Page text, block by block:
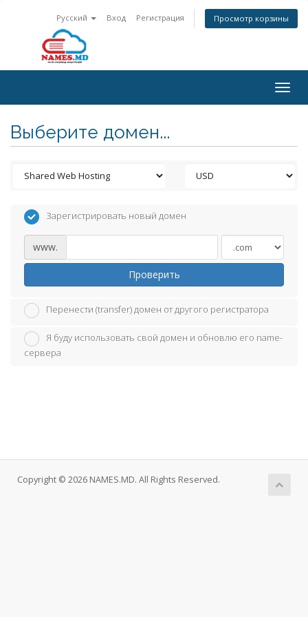
Русский Вход Регистрация Просмотр корзины
Выберите домен...
Зарегистрировать новый домен
www.
Проверить
Перенести (transfer) домен от другого регистратора
Я буду использовать свой домен и обновлю его name-
сервера
Copyright © 2026 NAMES.MD. All Rights Reserved.